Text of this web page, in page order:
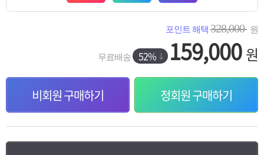
포인트 해택 328,000 원
무료배송 52% 159,000원
비회원 구매하기 정회원 구매하기